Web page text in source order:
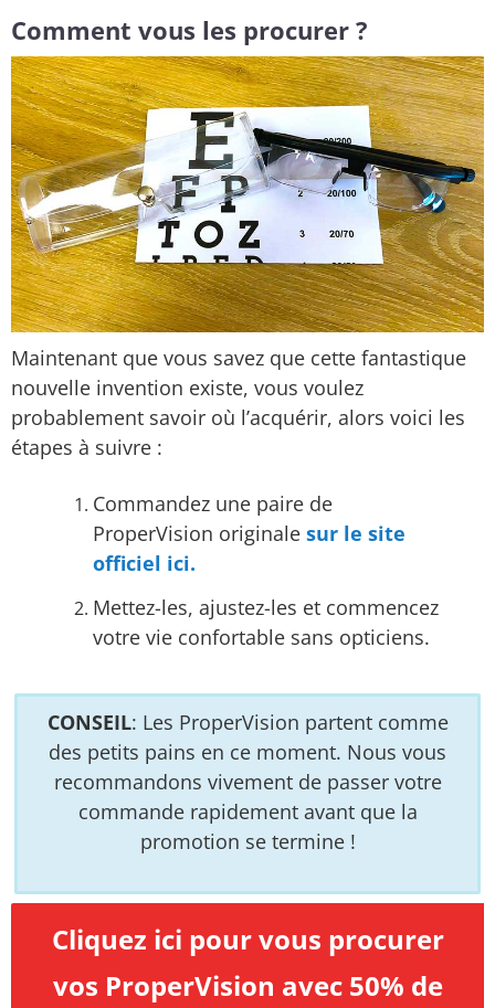
Comment vous les procurer ?
Maintenant que vous savez que cette fantastique
nouvelle invention existe, vous voulez
probablement savoir où l’acquérir, alors voici les
étapes à suivre :
Commandez une paire de
ProperVision originale sur le site
officiel ici.
Mettez-les, ajustez-les et commencez
votre vie confortable sans opticiens.
CONSEIL: Les ProperVision partent comme
des petits pains en ce moment. Nous vous
recommandons vivement de passer votre
commande rapidement avant que la
promotion se termine !
Cliquez ici pour vous procurer
vos ProperVision avec 50% de